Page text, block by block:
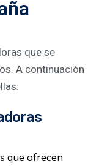
que se
A continuación
que ofrecen